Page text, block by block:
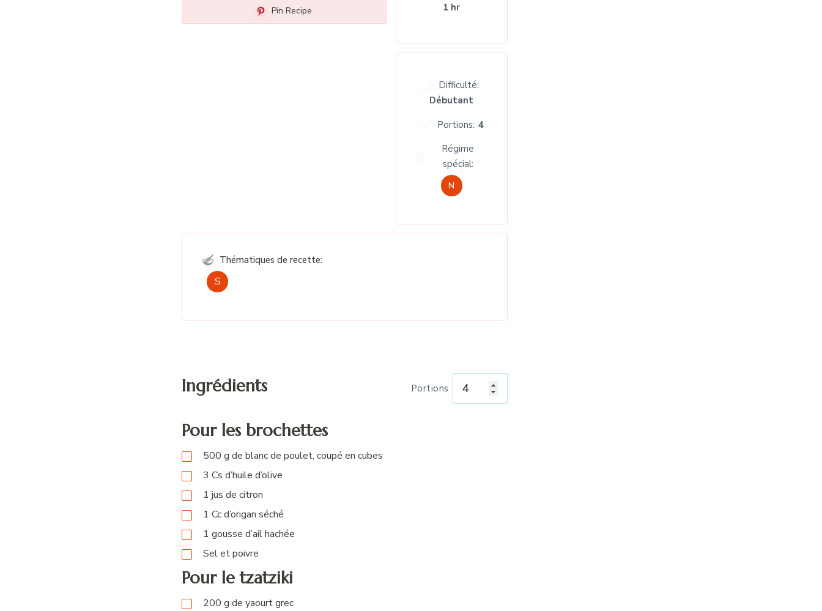
Pin Recipe
1 hr
Difficulté:
Débutant
Portions: 4
Régime
spécial:
N
Thématiques de recette:
S
Ingrédients Portions
Pour les brochettes
500 g de blanc de poulet, coupé en cubes
3 Cs d’huile d’olive
1 jus de citron
1 Ccd’origan séché
1 gousse d’ail hachée
Sel et poivre
Pour le tzatziki
200 g de yaourt grec